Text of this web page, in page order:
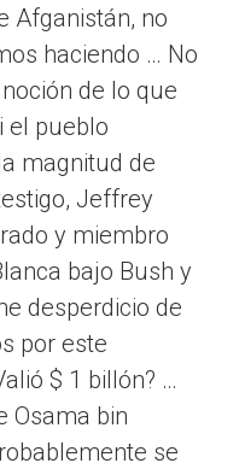
Afganistán, no
haciendo … No
de lo que
el pueblo
magnitud de
Jeffrey
y miembro
bajo Bush y
desperdicio de
por este
$ 1 billón? …
Osama bin
se